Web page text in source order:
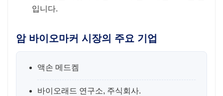
입니다.
암 바이오마커 시장의 주요 기업
액손 메드켐
바이오래드 연구소, 주식회사.